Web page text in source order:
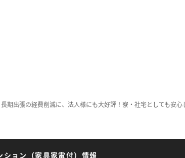
期出張の経費削減に、法人様にも大好評！寮・社宅としても安心
ョン（家具家電付）情報